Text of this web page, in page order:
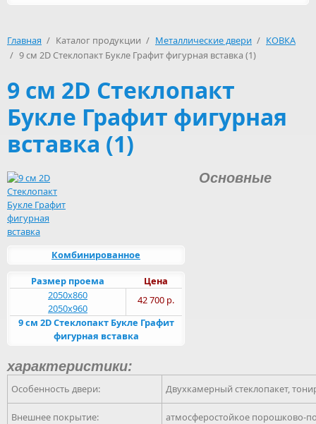
Главная / Каталог продукции / Металлические двери / КОВКА
/ 9 см 2D Стеклопакт Букле Графит фигурная вставка (1)
9 см 2D Стеклопакт
Букле Графит фигурная
вставка (1)
Комбинированное
Цена
Размер проема
42 700 р.
2050х860
2050х960
9 см 2D Стеклопакт Букле Графит
фигурная вставка
Основные
характеристики:
Особенность двери: Двухкамерный стеклопакет,
Внешнее покрытие: атмосферостойкое порошково-